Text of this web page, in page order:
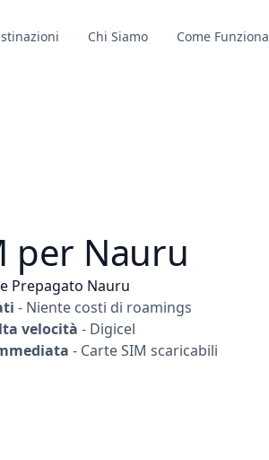
Chi Siamo Come Funziona
per Nauru
Prepagato Nauru
- Niente costi di roamings
velocità - Digicel
- Carte SIM scaricabili